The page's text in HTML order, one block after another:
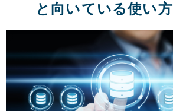
と向いている使い方